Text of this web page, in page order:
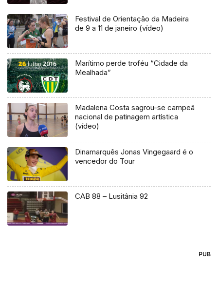
Festival de Orientação da Madeira
de 9 a 11 de janeiro (vídeo)
Marítimo perde troféu “Cidade da
Mealhada”
Madalena Costa sagrou-se campeã
nacional de patinagem artística
(vídeo)
Dinamarquês Jonas Vingegaard é o
vencedor do Tour
CAB 88 – Lusitânia 92
PUB